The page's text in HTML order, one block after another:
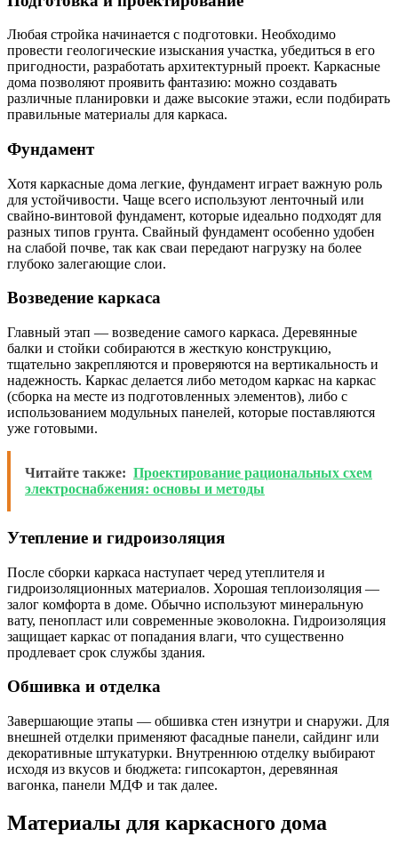
Любая стройка начинается с подготовки. Необходимо
провести геологические изыскания участка, убедиться в его
пригодности, разработать архитектурный проект. Каркасные
дома позволяют проявить фантазию: можно создавать
различные планировки и даже высокие этажи, если подбирать
правильные материалы для каркаса.
Фундамент
Хотя каркасные дома легкие, фундамент играет важную роль
для устойчивости. Чаще всего используют ленточный или
свайно-винтовой фундамент, которые идеально подходят для
разных типов грунта. Свайный фундамент особенно удобен
на слабой почве, так как сваи передают нагрузку на более
глубоко залегающие слои.
Возведение каркаса
Главный этап — возведение самого каркаса. Деревянные
балки и стойки собираются в жесткую конструкцию,
тщательно закрепляются и проверяются на вертикальность и
надежность. Каркас делается либо методом каркас на каркас
(сборка на месте из подготовленных элементов), либо с
использованием модульных панелей, которые поставляются
уже готовыми.
Читайте также: Проектирование рациональных схем
электроснабжения: основы и методы
Утепление и гидроизоляция
После сборки каркаса наступает черед утеплителя и
гидроизоляционных материалов. Хорошая теплоизоляция —
залог комфорта в доме. Обычно используют минеральную
вату, пенопласт или современные эковолокна. Гидроизоляция
защищает каркас от попадания влаги, что существенно
продлевает срок службы здания.
Обшивка и отделка
Завершающие этапы — обшивка стен изнутри и снаружи. Для
внешней отделки применяют фасадные панели, сайдинг или
декоративные штукатурки. Внутреннюю отделку выбирают
исходя из вкусов и бюджета: гипсокартон, деревянная
вагонка, панели МДФ и так далее.
Материалы для каркасного дома